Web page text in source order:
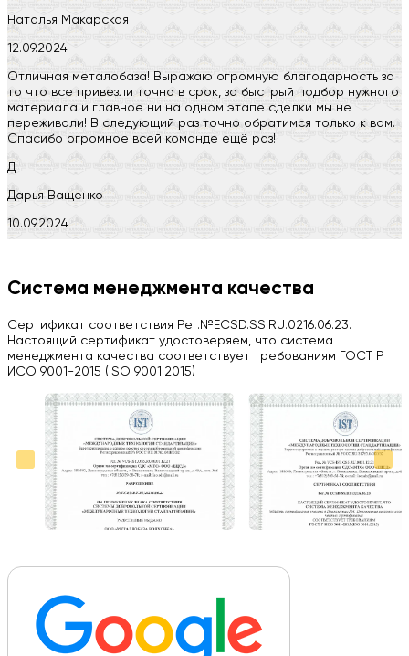
Наталья Макарская
12.09.2024
Отличная металобаза! Выражаю огромную благодарность за
то что все привезли точно в срок, за быстрый подбор нужного
материала и главное ни на одном этапе сделки мы не
переживали! В следующий раз точно обратимся только к вам.
Спасибо огромное всей команде ещё раз!
Д
Дарья Ващенко
10.09.2024
H
03.09.2024
Вся работа выполнена в срок. Всем рекомендую
Больше отзывов на Google Maps
Система менеджмента качества
Сертификат соответствия Рег.№ECSD.SS.RU.0216.06.23.
Настоящий сертификат удостоверяем, что система
менеджмента качества соответствует требованиям ГОСТ Р
ИСО 9001-2015 (ISO 9001:2015)